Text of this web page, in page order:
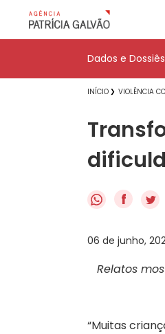
Dados e Dossiês
INÍCIO VIOLÊNCIA
f
06 de junho,
Relatos
“Muitas